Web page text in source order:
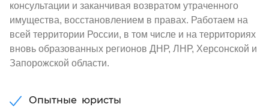
консультации и заканчивая возвратом утраченного
имущества, восстановлением в правах. Работаем на
всей территории России, в том числе и на территориях
вновь образованных регионов ДНР, ЛНР, Херсонской и
Запорожской области.
Опытные юристы